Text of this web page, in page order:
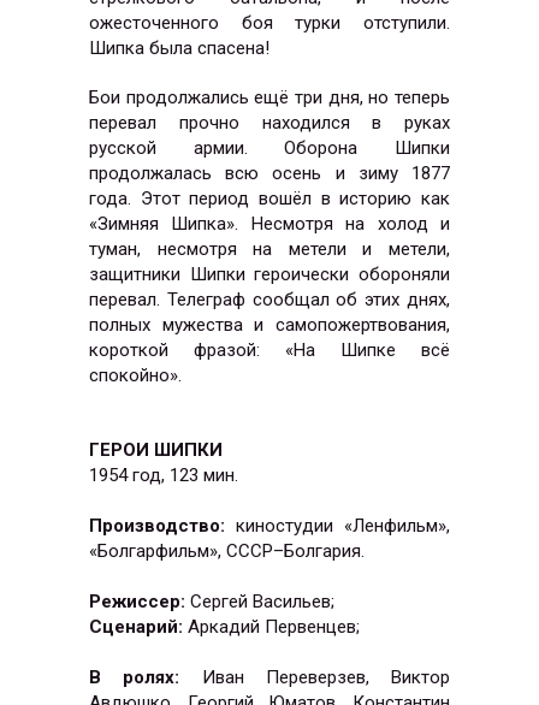
ожесточенного боя турки отступили.
Шипка была спасена!
Бои продолжались ещё три дня, но теперь
перевал прочно находился в руках
русской армии. Оборона Шипки
продолжалась всю осень и зиму 1877
года. Этот период вошёл в историю как
«Зимняя Шипка». Несмотря на холод и
туман, несмотря на метели и метели,
защитники Шипки героически обороняли
перевал. Телеграф сообщал об этих днях,
полных мужества и самопожертвования,
короткой фразой: «На Шипке всё
спокойно».
ГЕРОИ ШИПКИ
1954 год, 123 мин.
Производство: киностудии «Ленфильм»,
«Болгарфильм», СССР–Болгария.
Режиссер: Сергей Васильев;
Сценарий: Аркадий Первенцев;
В ролях:
Иван Переверзев, Виктор